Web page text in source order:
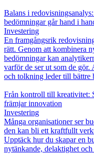
Balans i
bedömningar går hand i
Investering
En framgångsrik
rätt. Genom att kombinera
bedömningar kan
varför de ser ut som de gör.
och tolkning leder till bättre
Från kontroll till kreativitet:
främjar innovation
Investering
Många organisationer ser
den kan bli ett kraftfullt
Upptäck hur du skapar en
nytänkande, delaktighet